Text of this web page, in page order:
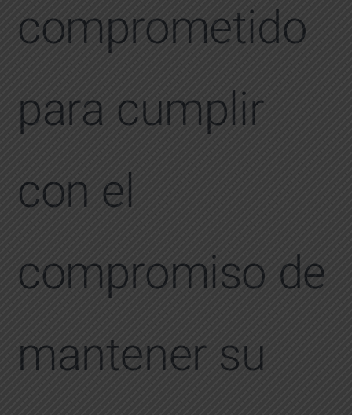
comprometido
para cumplir
con el
compromiso de
mantener su